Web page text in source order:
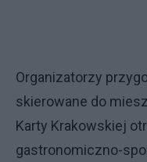
Organizatorzy
skierowane do
Karty Krakowskiej
gastronomiczno-